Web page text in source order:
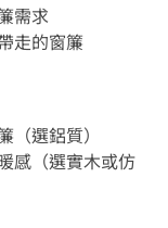
需求
走的窗簾
選鋁質）
感（選實木或仿